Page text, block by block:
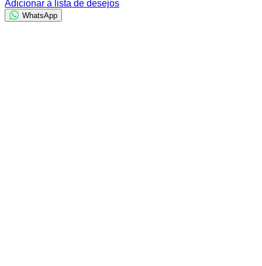
Adicionar à lista de desejos
WhatsApp